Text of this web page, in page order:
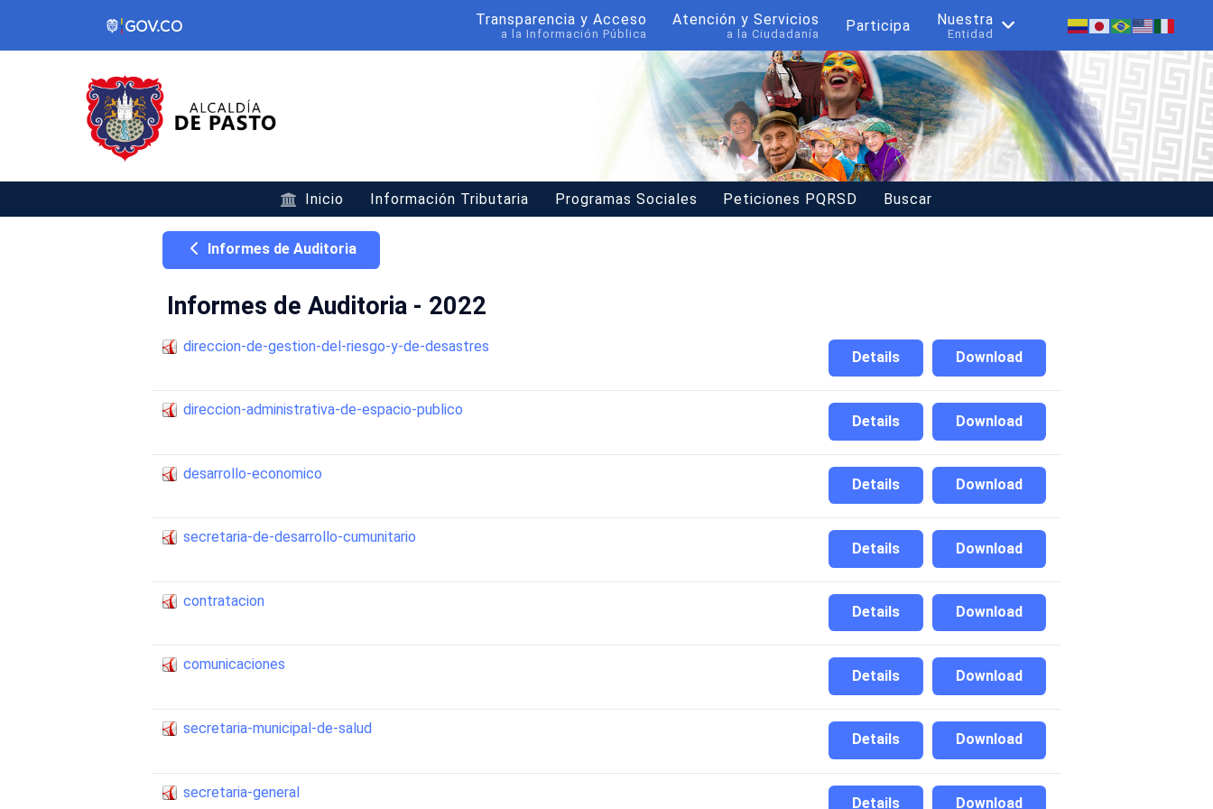
Transparencia y Acceso
a la Información Pública
Atención y Servicios
a la Ciudadanía Participa Nuestra
Entidad
Inicio Información Tributaria Programas Sociales Peticiones PQRSD Buscar
Informes de Auditoria
Informes de Auditoria - 2022
direccion-de-gestion-del-riesgo-y-de-desastres
Download
Details
direccion-administrativa-de-espacio-publico
Download
Details
desarrollo-economico
Download
Details
secretaria-de-desarrollo-cumunitario
Download
Details
contratacion
Download
Details
comunicaciones
Download
Details
secretaria-municipal-de-salud
Download
Details
secretaria-general
Download
Details